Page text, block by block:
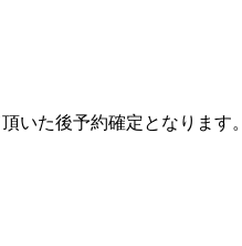
いた後予約確定となります。